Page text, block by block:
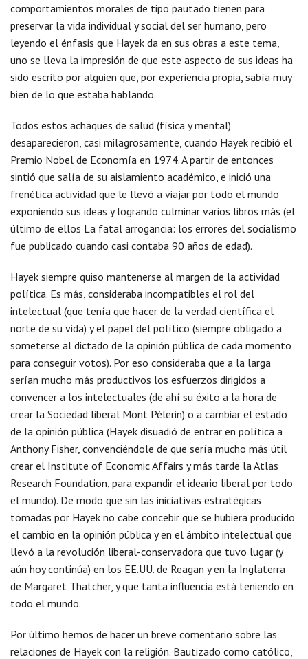
comportamientos morales de tipo pautado tienen para
preservar la vida individual y social del ser humano, pero
leyendo el énfasis que Hayek da en sus obras a este tema,
uno se lleva la impresión de que este aspecto de sus ideas ha
sido escrito por alguien que, por experiencia propia, sabía muy
bien de lo que estaba hablando.
Todos estos achaques de salud (física y mental)
desaparecieron, casi milagrosamente, cuando Hayek recibió el
Premio Nobel de Economía en 1974. A partir de entonces
sintió que salía de su aislamiento académico, e inició una
frenética actividad que le llevó a viajar por todo el mundo
exponiendo sus ideas y logrando culminar varios libros más (el
último de ellos La fatal arrogancia: los errores del socialismo
fue publicado cuando casi contaba 90 años de edad).
Hayek siempre quiso mantenerse al margen de la actividad
política. Es más, consideraba incompatibles el rol del
intelectual (que tenía que hacer de la verdad científica el
norte de su vida) y el papel del político (siempre obligado a
someterse al dictado de la opinión pública de cada momento
para conseguir votos). Por eso consideraba que a la larga
serían mucho más productivos los esfuerzos dirigidos a
convencer a los intelectuales (de ahí su éxito a la hora de
crear la Sociedad liberal Mont Pèlerin) o a cambiar el estado
de la opinión pública (Hayek disuadió de entrar en política a
Anthony Fisher, convenciéndole de que sería mucho más útil
crear el Institute of Economic Affairs y más tarde la Atlas
Research Foundation, para expandir el ideario liberal por todo
el mundo). De modo que sin las iniciativas estratégicas
tomadas por Hayek no cabe concebir que se hubiera producido
el cambio en la opinión pública y en el ámbito intelectual que
llevó a la revolución liberal-conservadora que tuvo lugar (y
aún hoy continúa) en los EE.UU. de Reagan y en la Inglaterra
de Margaret Thatcher, y que tanta influencia está teniendo en
todo el mundo.
Por último hemos de hacer un breve comentario sobre las
relaciones de Hayek con la religión. Bautizado como católico,